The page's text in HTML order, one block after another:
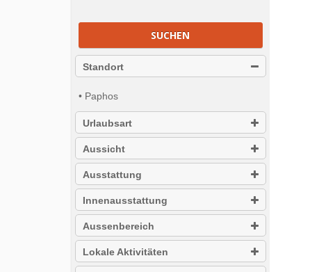
SUCHEN
Standort
• Paphos
Urlaubsart
Aussicht
Ausstattung
Innenausstattung
Aussenbereich
Lokale Aktivitäten